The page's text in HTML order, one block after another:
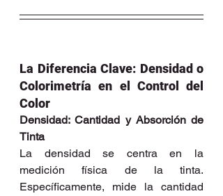
La Diferencia Clave: Densidad o
Colorimetría en el Control del
Color
Densidad: Cantidad y Absorción de
Tinta
La densidad se centra en la
medición física de la tinta.
Específicamente, mide la cantidad